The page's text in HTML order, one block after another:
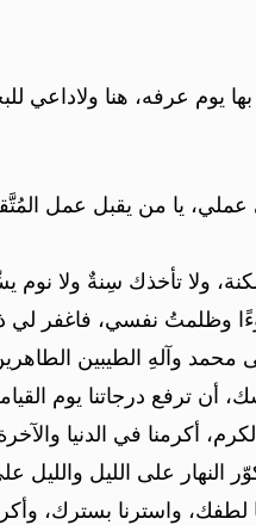
بها يوم عرفه، هنا
يا من يقبل عمل
ولا تأخذك سِنةٌ
وظلمتُ نفسي، فاغفر لي
محمد وآلهِ الطيبين
ترفع درجاتنا يوم
أكرمنا في الدنيا
على الليل والليل على
لطفك، واسترنا بسترك،